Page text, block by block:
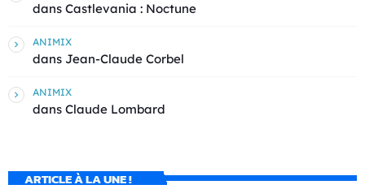
dans Castlevania : Noctune
ANIMIX
dans Jean-Claude Corbel
ANIMIX
dans Claude Lombard
ARTICLE À LA UNE !